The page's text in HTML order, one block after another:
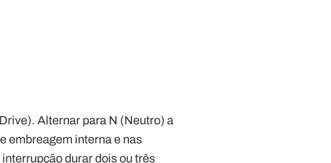
Alternar para N (Neutro) a
embreagem interna e nas
durar dois ou três